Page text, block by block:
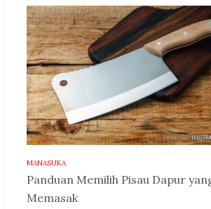
MANASUKA
Panduan Memilih Pisau Dapur
Memasak